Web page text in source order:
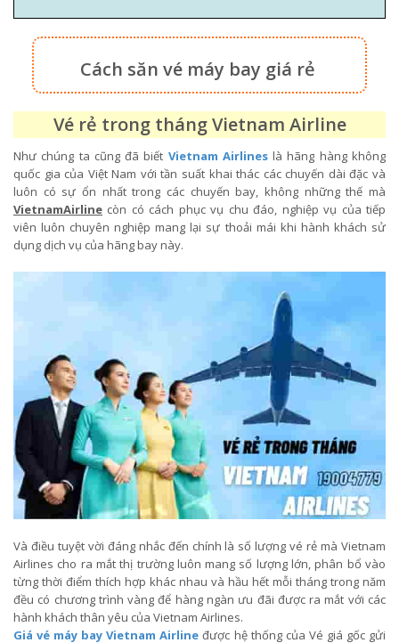
Cách săn vé máy bay giá rẻ
Vé rẻ trong tháng Vietnam Airline
Như chúng ta cũng đã biết Vietnam Airlineslà hãng hàng không
quốc gia của Việt Nam với tần suất khai thác các chuyến dài đặc và
luôn có sự ổn nhất trong các chuyến bay, không những thế mà
VietnamAirline còn có cách phục vụ chu đáo, nghiệp vụ của tiếp
viên luôn chuyên nghiệp mang lại sự thoải mái khi hành khách sử
dụng dịch vụ của hãng bay này.
Và điều tuyệt vời đáng nhắc đến chính là số lượng vé rẻ mà Vietnam
Airlines cho ra mắt thị trường luôn mang số lượng lớn, phân bổ vào
từng thời điểm thích hợp khác nhau và hầu hết mỗi tháng trong năm
đều có chương trình vàng để hàng ngàn ưu đãi được ra mắt với các
hành khách thân yêu của Vietnam Airlines.
Giá vé máy bay Vietnam Airline được hệ thống của Vé giá gốc gửi